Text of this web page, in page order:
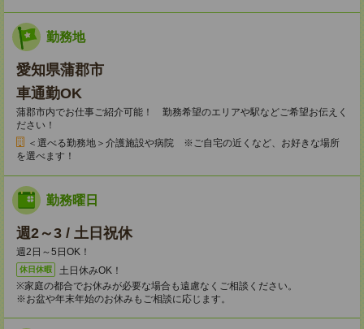
勤務地
愛知県蒲郡市
車通勤OK
蒲郡市内でお仕事ご紹介可能！ 勤務希望のエリアや駅などご希望お伝えく
ださい！
＜選べる勤務地＞介護施設や病院 ※ご自宅の近くなど、お好きな場所
を選べます！
勤務曜日
週2～3 / 土日祝休
週2日～5日OK！
休日休暇
土日休みOK！
※家庭の都合でお休みが必要な場合も遠慮なくご相談ください。
※お盆や年末年始のお休みもご相談に応じます。